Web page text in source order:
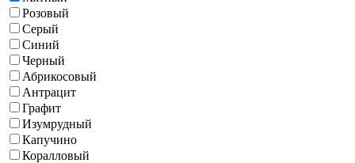
Розовый
Серый
Синий
Черный
Абрикосовый
Антрацит
Графит
Изумрудный
Капучино
Коралловый